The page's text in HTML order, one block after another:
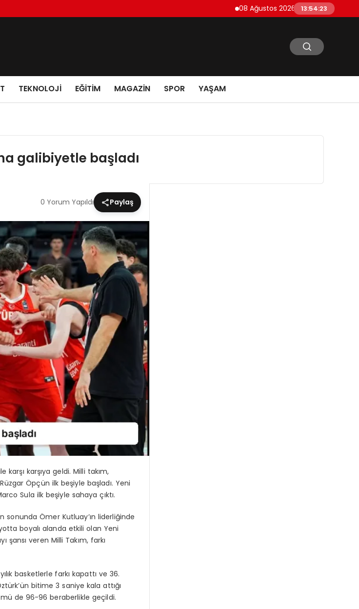
08 Ağustos 2026 Cumartesi Futbol Maç
13:54:24
TEKNOLOJI EĞITIM MAGAZIN SPOR YAŞAM
galibiyetle başladı
0 Yorum Yapıldı Paylaş
karşı karşıya geldi. Milli takım,
Öpçün ilk beşiyle başladı. Yeni
Sula ilk beşiyle sahaya çıktı.
sonunda Ömer Kutluay’ın liderliğinde
boyalı alanda etkili olan Yeni
veren Milli Takım, farkı
basketlerle farkı kapattı ve 36.
bitime 3 saniye kala attığı
de 96-96 beraberlikle geçildi.